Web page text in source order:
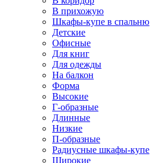
В прихожую
Шкафы-купе в спальню
Детские
Офисные
Для книг
Для одежды
На балкон
Форма
Высокие
Г-образные
Длинные
Низкие
П-образные
Радиусные шкафы-купе
Широкие